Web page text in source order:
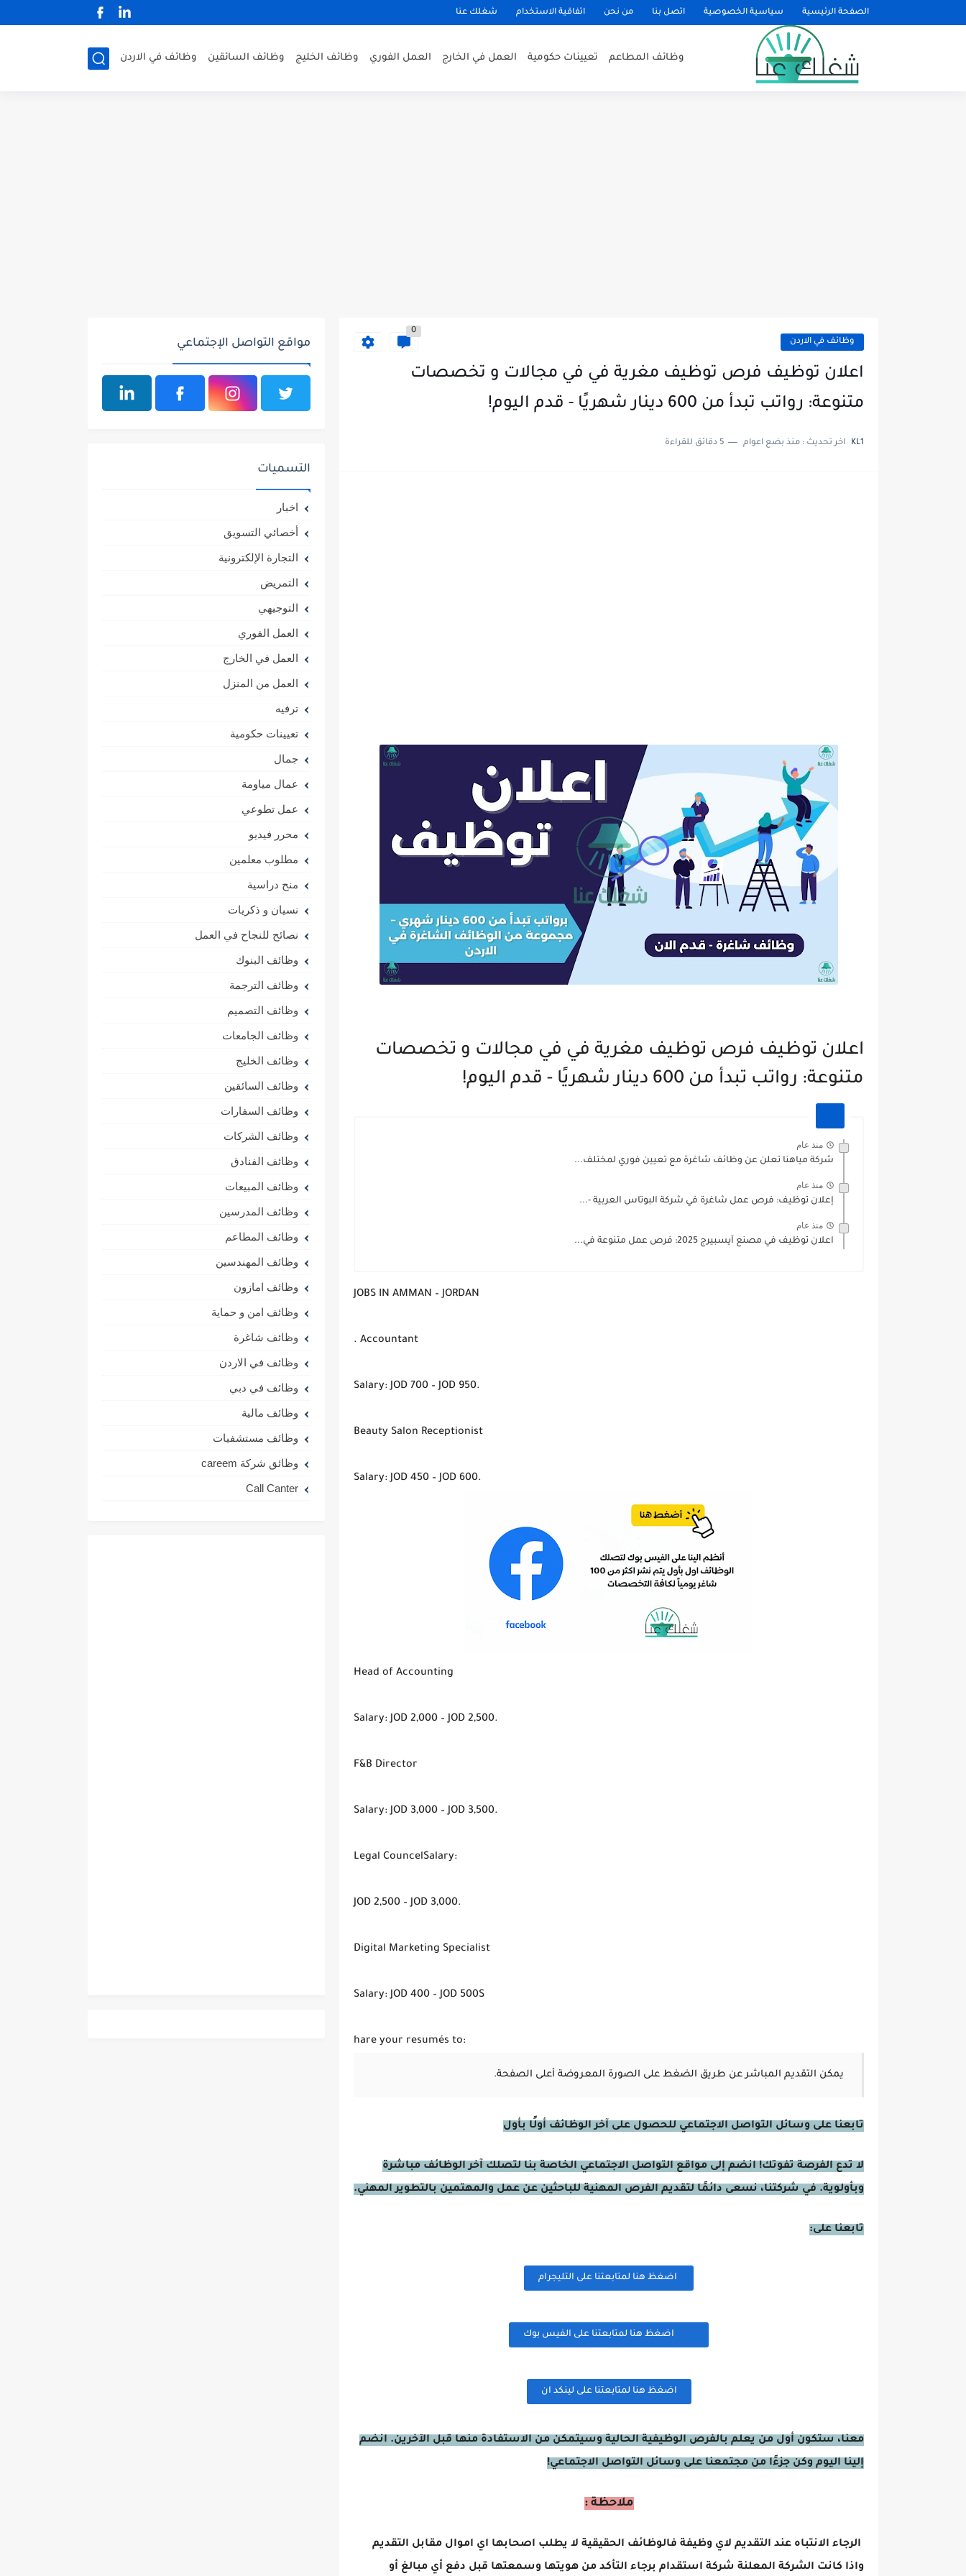
الصفحة الرئيسية سياسية الخصوصية اتصل بنا من نحن اتفاقية الاستخدام شغلك عنا
وظائف المطاعم تعيينات حكومية العمل في الخارج العمل الفوري وظائف الخليج وظائف السائقين وظائف في الاردن
وظائف في الاردن
0
اعلان توظيف فرص توظيف مغرية في في مجالات و تخصصات
متنوعة: رواتب تبدأ من 600 دينار شهريًا - قدم اليوم!
KL1 اخر تحديث : منذ بضع اعوام 5 دقائق للقراءة
اعلان توظيف فرص توظيف مغرية في في مجالات و تخصصات
متنوعة: رواتب تبدأ من 600 دينار شهريًا - قدم اليوم!
منذ عام
شركة مياهنا تعلن عن وظائف شاغرة مع تعيين فوري لمختلف...
منذ عام
إعلان توظيف: فرص عمل شاغرة في شركة البوتاس العربية -...
منذ عام
اعلان توظيف في مصنع آيسبيرج 2025: فرص عمل متنوعة في...
JOBS IN AMMAN – JORDAN
. Accountant
Salary: JOD 700 – JOD 950.
Beauty Salon Receptionist
Salary: JOD 450 – JOD 600.
Head of Accounting
Salary: JOD 2,000 – JOD 2,500.
F&B Director
Salary: JOD 3,000 – JOD 3,500.
Legal CouncelSalary:
JOD 2,500 – JOD 3,000.
Digital Marketing Specialist
Salary: JOD 400 – JOD 500S
hare your resumés to:
يمكن التقديم المباشر عن طريق الضغط على الصورة المعروضة أعلى الصفحة.
تابعنا على وسائل التواصل الاجتماعي للحصول على آخر الوظائف أولًا بأول
لا تدع الفرصة تفوتك! انضم إلى مواقع التواصل الاجتماعي الخاصة بنا لتصلك آخر الوظائف مباشرة
وبأولوية. في شركتنا، نسعى دائمًا لتقديم الفرص المهنية للباحثين عن عمل والمهتمين بالتطوير المهني.
تابعنا على:
اضغظ هنا لمتابعتنا على التليجرام
اضغظ هنا لمتابعتنا على الفيس بوك
اضغظ هنا لمتابعتنا على لينكد ان
معنا، ستكون أول من يعلم بالفرص الوظيفية الحالية وسيتمكن من الاستفادة منها قبل الآخرين. انضم
إلينا اليوم وكن جزءًا من مجتمعنا على وسائل التواصل الاجتماعي!
ملاحظة :
الرجاء الانتباه عند التقديم لاي وظيفة فالوظائف الحقيقية لا يطلب اصحابها اي اموال مقابل التقديم
واذا كانت الشركة المعلنة شركة استقدام برجاء التأكد من هويتها وسمعتها قبل دفع أي مبالغ أو
مواقع التواصل الإجتماعي
التسميات
اخبار
أخصائي التسويق
التجارة الإلكترونية
التمريض
التوجيهي
العمل الفوري
العمل في الخارج
العمل من المنزل
ترفيه
تعيينات حكومية
جمال
عمال مياومة
عمل تطوعي
محرر فيديو
مطلوب معلمين
منح دراسية
نسيان و ذكريات
نصائح للنجاح في العمل
وظائف البنوك
وظائف الترجمة
وظائف التصميم
وظائف الجامعات
وظائف الخليج
وظائف السائقين
وظائف السفارات
وظائف الشركات
وظائف الفنادق
وظائف المبيعات
وظائف المدرسين
وظائف المطاعم
وظائف المهندسين
وظائف امازون
وظائف امن و حماية
وظائف شاغرة
وظائف في الاردن
وظائف في دبي
وظائف مالية
وظائف مستشفيات
وظائق شركة careem
Call Canter